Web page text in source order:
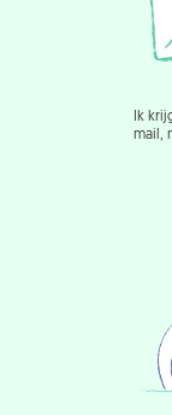
Ik
mail,